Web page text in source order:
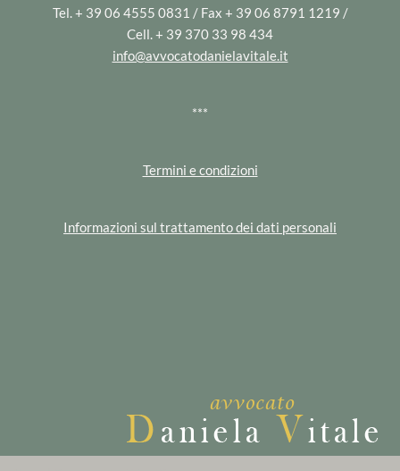
Tel. + 39 06 4555 0831 / Fax + 39 06 8791 1219 /
Cell. + 39 370 33 98 434
info@avvocatodanielavitale.it
***
Termini e condizioni
Informazioni sul trattamento dei dati personali